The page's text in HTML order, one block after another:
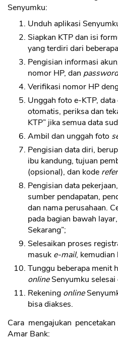
Senyumku:
Unduh aplikasi
Siapkan KTP dan isi
yang terdiri dari
Pengisian informasi
nomor HP, dan password
Verifikasi nomor HP
Unggah foto e-KTP,
otomatis, periksa dan
KTP” jika semua data
Ambil dan unggah foto
Pengisian data diri,
ibu kandung, tujuan
(opsional), dan kode
Pengisian data
sumber pendapatan,
dan nama perusahaan.
pada bagian bawah
Sekarang”;
Selesaikan proses
masuk e-mail, kemudian
Tunggu beberapa menit
onlineSenyumku selesai
Rekening online
bisa diakses.
Cara mengajukan
Amar Bank: